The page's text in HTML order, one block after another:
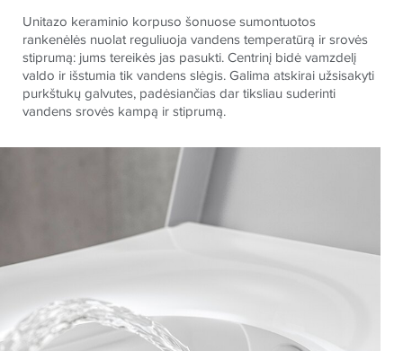
Unitazo keraminio korpuso šonuose sumontuotos
rankenėlės nuolat reguliuoja vandens temperatūrą ir srovės
stiprumą: jums tereikės jas pasukti. Centrinį bidė vamzdelį
valdo ir išstumia tik vandens slėgis. Galima atskirai užsisakyti
purkštukų galvutes, padėsiančias dar tiksliau suderinti
vandens srovės kampą ir stiprumą.